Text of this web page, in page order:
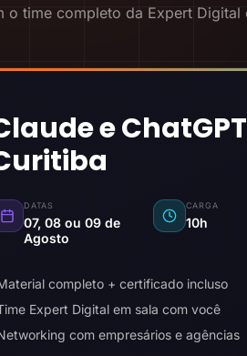
o time completo da Expert Digital
e
DATAS
07, 08 ou 09 de
Agosto
CARGA
10h
completo + certificado incluso
Expert Digital em sala com você
com empresários e agências